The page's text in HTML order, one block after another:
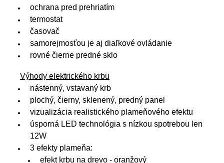
ochrana pred prehriatím
termostat
časovač
samorejmosťou je aj diaľkové ovládanie
rovné čierne predné sklo
Výhody elektrického krbu
nástenný, vstavaný krb
plochý, čierny, sklenený, predný panel
vizualizácia realistického plameňového efektu
úsporná LED technológia s nízkou spotrebou len
12W
3 efekty plameňa:
efekt krbu na drevo - oranžový